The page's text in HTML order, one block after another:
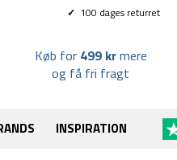
✓ 100 dages returret
Køb for 499 krmere
og få fri fragt
INSPIRATION